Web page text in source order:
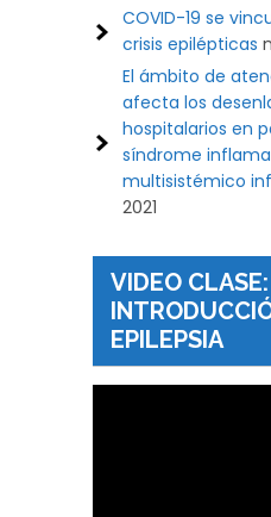
COVID-19 se
crisis epilépticas
El ámbito de
afecta los
hospitalarios en
síndrome
multisistémico
2021
VIDEO CLASE:
EPILEPSIA